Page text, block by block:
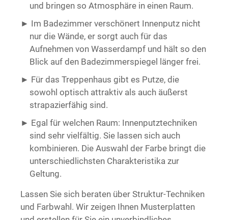
und bringen so Atmosphäre in einen Raum.
Im Badezimmer verschönert Innenputz nicht
nur die Wände, er sorgt auch für das
Aufnehmen von Wasserdampf und hält so den
Blick auf den Badezimmerspiegel länger frei.
Für das Treppenhaus gibt es Putze, die
sowohl optisch attraktiv als auch äußerst
strapazierfähig sind.
Egal für welchen Raum: Innenputztechniken
sind sehr vielfältig. Sie lassen sich auch
kombinieren. Die Auswahl der Farbe bringt die
unterschiedlichsten Charakteristika zur
Geltung.
Lassen Sie sich beraten über Struktur-Techniken
und Farbwahl. Wir zeigen Ihnen Musterplatten